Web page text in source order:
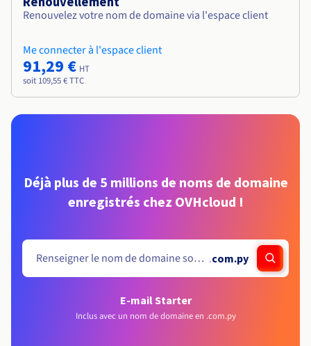
Renouvelez votre nom de domaine via l'espace client
Me connecter à l'espace client
91,29 € HT
soit 109,55 € TTC
Déjà plus de 5 millions de noms de domaine
enregistrés chez OVHcloud !
.com.py
E-mail Starter
Inclus avec un nom de domaine en .com.py